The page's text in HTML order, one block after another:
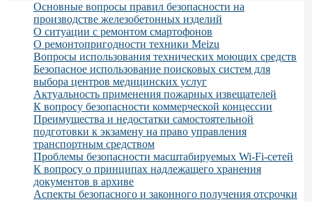
Основные вопросы правил безопасности на
производстве железобетонных изделий
О ситуации с ремонтом смартофонов
О ремонтопригодности техники Meizu
Вопросы использования технических моющих средств
Безопасное использование поисковых систем для
выбора центров медицинских услуг
Актуальность применения пожарных извещателей
К вопросу безопасности коммерческой концессии
Преимущества и недостатки самостоятельной
подготовки к экзамену на право управления
транспортным средством
Проблемы безопасности масштабируемых Wi-Fi-сетей
К вопросу о принципах надлежащего хранения
документов в архиве
Аспекты безопасного и законного получения отсрочки